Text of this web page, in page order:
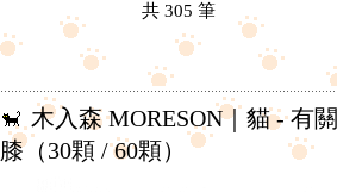
共305 筆
木入森 MORESON｜貓 - 有關
膝（30顆 / 60顆）